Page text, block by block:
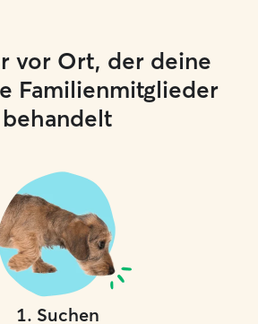
vor Ort, der deine
Familienmitglieder
behandelt
1. Suchen